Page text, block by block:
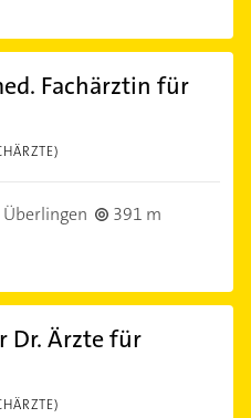
Fachärztin für
391 m
Dr. Ärzte für